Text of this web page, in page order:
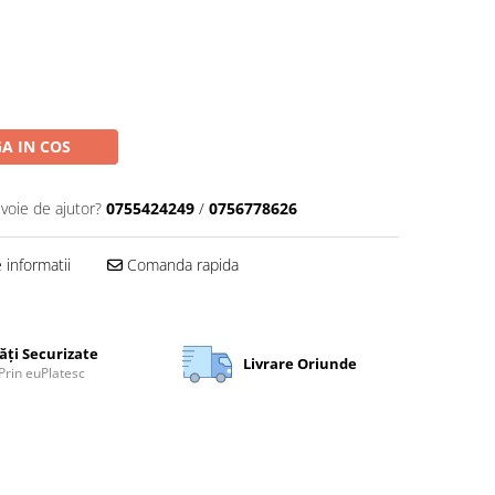
IN COS
de ajutor? 0755424249 / 0756778626
informatii Comanda rapida
Securizate
euPlatesc Livrare Oriunde